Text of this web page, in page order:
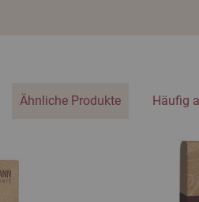
Ähnliche Produkte Häufig